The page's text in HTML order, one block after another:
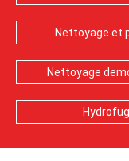
Nettoyage et
Nettoyage